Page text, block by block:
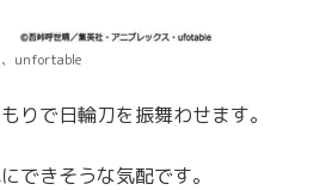
、unfortable
りで日輪刀を振舞わせます。
できそうな気配です。